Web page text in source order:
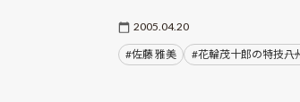
2005.04.20
#佐藤 雅美 #花輪茂十郎の特技――